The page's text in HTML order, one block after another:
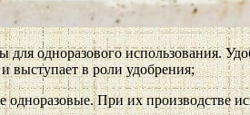
одноразового использования.
выступает в роли удобрения;
При их производстве